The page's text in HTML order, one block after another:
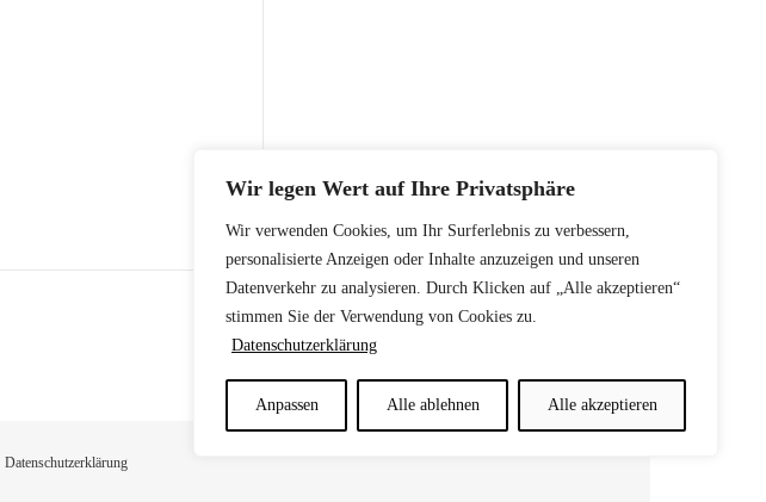
Wir legen Wert auf Ihre Privatsphäre
Wir verwenden Cookies, um Ihr Surferlebnis zu verbessern,
personalisierte Anzeigen oder Inhalte anzuzeigen und unseren
Datenverkehr zu analysieren. Durch Klicken auf „Alle akzeptieren“
stimmen Sie der Verwendung von Cookies zu.
Datenschutzerklärung
Anpassen Alle ablehnen Alle akzeptieren
Datenschutzerklärung